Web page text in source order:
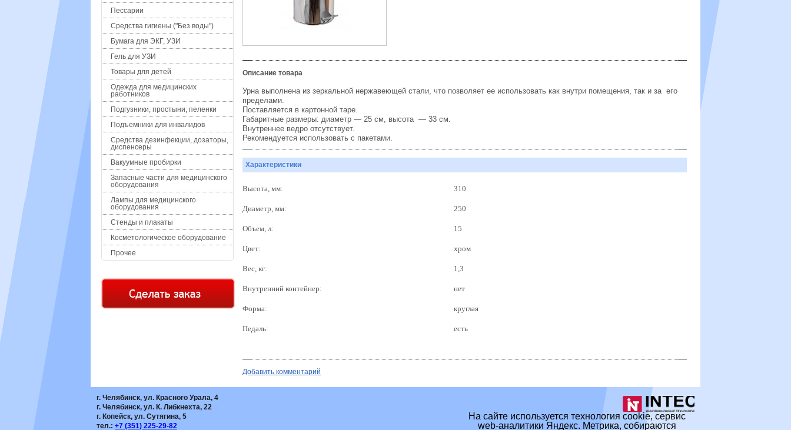
Пессарии
Средства гигиены ("Без воды")
Бумага для ЭКГ, УЗИ
Гель для УЗИ
Товары для детей
Одежда для медицинских
работников
Подгузники, простыни, пеленки
Подъемники для инвалидов
Средства дезинфекции, дозаторы,
диспенсеры
Вакуумные пробирки
Запасные части для медицинского
оборудования
Лампы для медицинского
оборудования
Стенды и плакаты
Косметологическое оборудование
Прочее
Описание товара
Урна выполнена из зеркальной нержавеющей стали, что позволяет ее использовать как внутри помещения, так и за его
пределами.
Поставляется в картонной таре.
Габаритные размеры: диаметр — 25 см, высота — 33 см.
Внутреннее ведро отсутствует.
Рекомендуется использовать с пакетами.
Характеристики
Высота, мм: 310
Диаметр, мм: 250
Объем, л: 15
Цвет: хром
Вес, кг: 1,3
Внутренний контейнер: нет
Форма: круглая
Педаль: есть
Добавить комментарий
г. Челябинск, ул. Красного Урала, 4
г. Челябинск, ул. К. Либкнехта, 22
г. Копейск, ул. Сутягина, 5
тел.: +7 (351) 225-29-82
На сайте используется технология cookie, сервис
web-аналитики Яндекс. Метрика, собираются